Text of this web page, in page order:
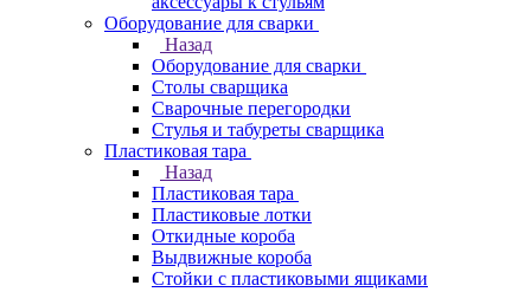
Оборудование для сварки
Назад
Оборудование для сварки
Столы сварщика
Сварочные перегородки
Стулья и табуреты сварщика
Пластиковая тара
Назад
Пластиковая тара
Пластиковые лотки
Откидные короба
Выдвижные короба
Стойки с пластиковыми ящиками